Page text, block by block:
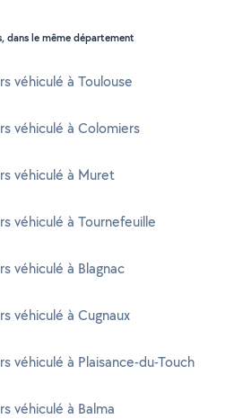
dans le même département
véhiculé à Toulouse
véhiculé à Colomiers
véhiculé à Muret
véhiculé à Tournefeuille
véhiculé à Blagnac
véhiculé à Cugnaux
véhiculé à Plaisance-du-Touch
véhiculé à Balma